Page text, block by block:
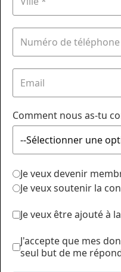
Comment nous as-tu
Je veux devenir
Je veux soutenir la
Je veux être ajouté à
J'accepte que mes
seul but de me